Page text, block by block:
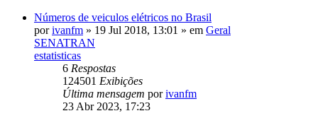
Números de veiculos elétricos no Brasil
porivanfm » 19 Jul 2018, 13:01 » em Geral
SENATRAN
estatisticas
6 Respostas
124501 Exibições
Última mensagem porivanfm
23 Abr 2023, 17:23